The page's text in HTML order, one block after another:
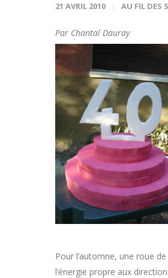
21 AVRIL 2010 AU FIL DES
Par Chantal Dauray
Pour l’automne, une roue
l’énergie propre aux